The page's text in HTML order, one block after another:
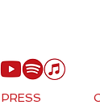
PRESS